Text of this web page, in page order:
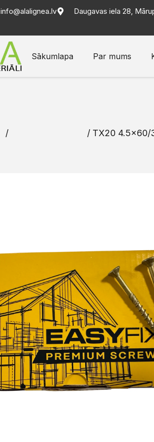
info@alalignea.lv Daugavas iela 28,
Sākumlapa Par mums
/ / TX20 4.5×60/